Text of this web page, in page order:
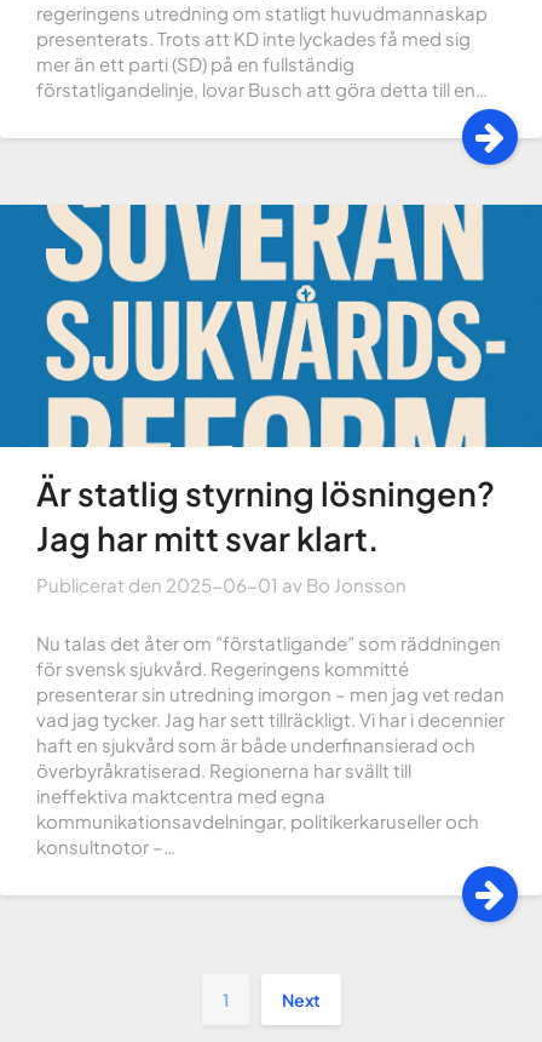
regeringens utredning om statligt huvudmannaskap
presenterats. Trots att KD inte lyckades få med sig
mer än ett parti (SD) på en fullständig
förstatligandelinje, lovar Busch att göra detta till en…
Är statlig styrning lösningen?
Jag har mitt svar klart.
Publicerat den 2025-06-01 av Bo Jonsson
Nu talas det åter om ”förstatligande” som räddningen
för svensk sjukvård. Regeringens kommitté
presenterar sin utredning imorgon – men jag vet redan
vad jag tycker. Jag har sett tillräckligt. Vi har i decennier
haft en sjukvård som är både underfinansierad och
överbyråkratiserad. Regionerna har svällt till
ineffektiva maktcentra med egna
kommunikationsavdelningar, politikerkaruseller och
konsultnotor –…
1 Next